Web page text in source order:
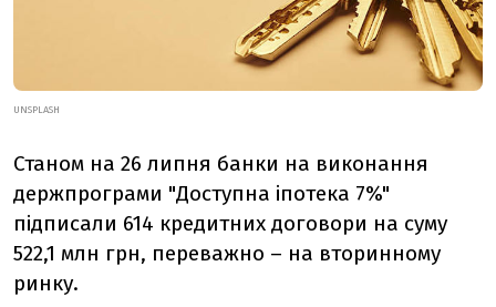
UNSPLASH
Станом на 26 липня банки на виконання
держпрограми "Доступна іпотека 7%"
підписали 614 кредитних договори на суму
522,1 млн грн, переважно – на вторинному
ринку.